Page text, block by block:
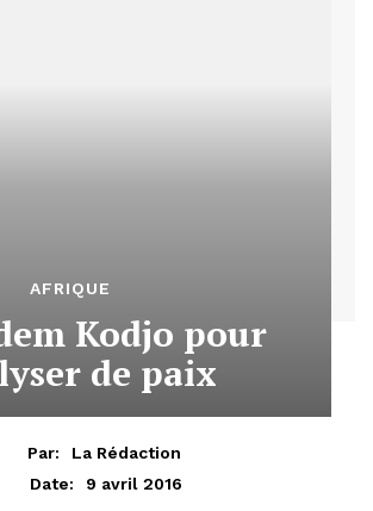
AFRIQUE
Kodjo pour
de paix
Par:
La Rédaction
Date:
9 avril 2016